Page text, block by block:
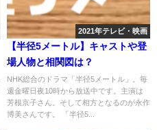
2021年テレビ・映画
【半径5メートル】キャストや登
場人物と相関図は？
NHK総合のドラマ「半径5メートル」。毎
週金曜日夜10時から放送中です。主演は
芳根京子さん。そして相方となるのが永作
博美さんです。 「半径5...